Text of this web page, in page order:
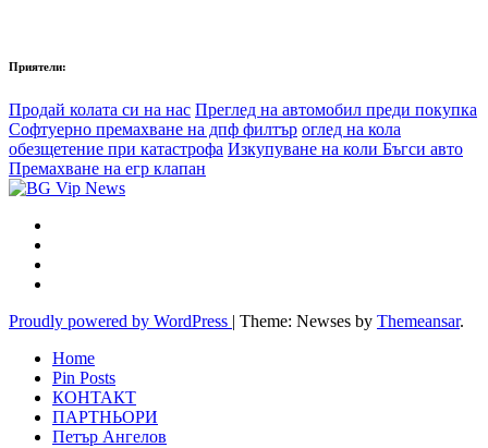
Приятели:
Продай колата си на нас Преглед на автомобил преди покупка
Софтуерно премахване на дпф филтър оглед на кола
обезщетение при катастрофа Изкупуване на коли Бъгси авто
Премахване на егр клапан
Proudly powered by WordPress | Theme: Newses by Themeansar.
Home
Pin Posts
КОНТАКТ
ПАРТНЬОРИ
Петър Ангелов